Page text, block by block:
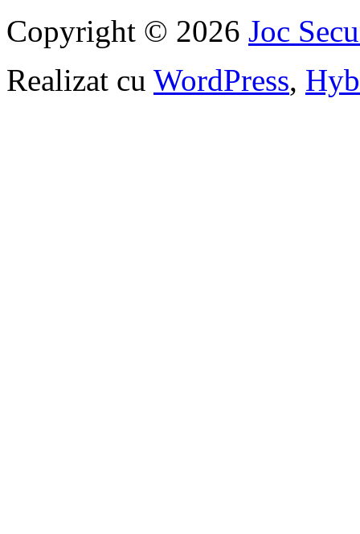
Copyright © 2026 Joc
Realizat cu WordPress,